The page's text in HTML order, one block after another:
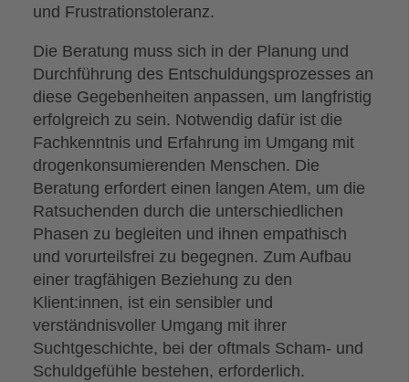
und Frustrationstoleranz.
Die Beratung muss sich in der Planung und
Durchführung des Entschuldungsprozesses an
diese Gegebenheiten anpassen, um langfristig
erfolgreich zu sein. Notwendig dafür ist die
Fachkenntnis und Erfahrung im Umgang mit
drogenkonsumierenden Menschen. Die
Beratung erfordert einen langen Atem, um die
Ratsuchenden durch die unterschiedlichen
Phasen zu begleiten und ihnen empathisch
und vorurteilsfrei zu begegnen. Zum Aufbau
einer tragfähigen Beziehung zu den
Klient:innen, ist ein sensibler und
verständnisvoller Umgang mit ihrer
Suchtgeschichte, bei der oftmals Scham- und
Schuldgefühle bestehen, erforderlich.